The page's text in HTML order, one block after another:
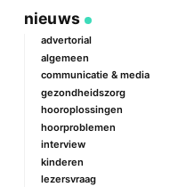
nieuws
advertorial
algemeen
communicatie & media
gezondheidszorg
hooroplossingen
hoorproblemen
interview
kinderen
lezersvraag